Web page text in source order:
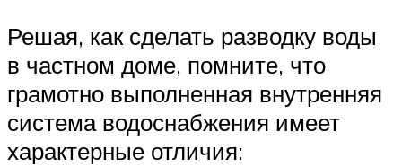
Решая, как сделать разводку воды
в частном доме, помните, что
грамотно выполненная внутренняя
система водоснабжения имеет
характерные отличия: